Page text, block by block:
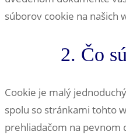
súborov cookie na našich
2. Čo
Cookie je malý
spolu so stránkami tohto
prehliadačom na pevnom